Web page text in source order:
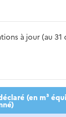
à jour (au
2016(en m³